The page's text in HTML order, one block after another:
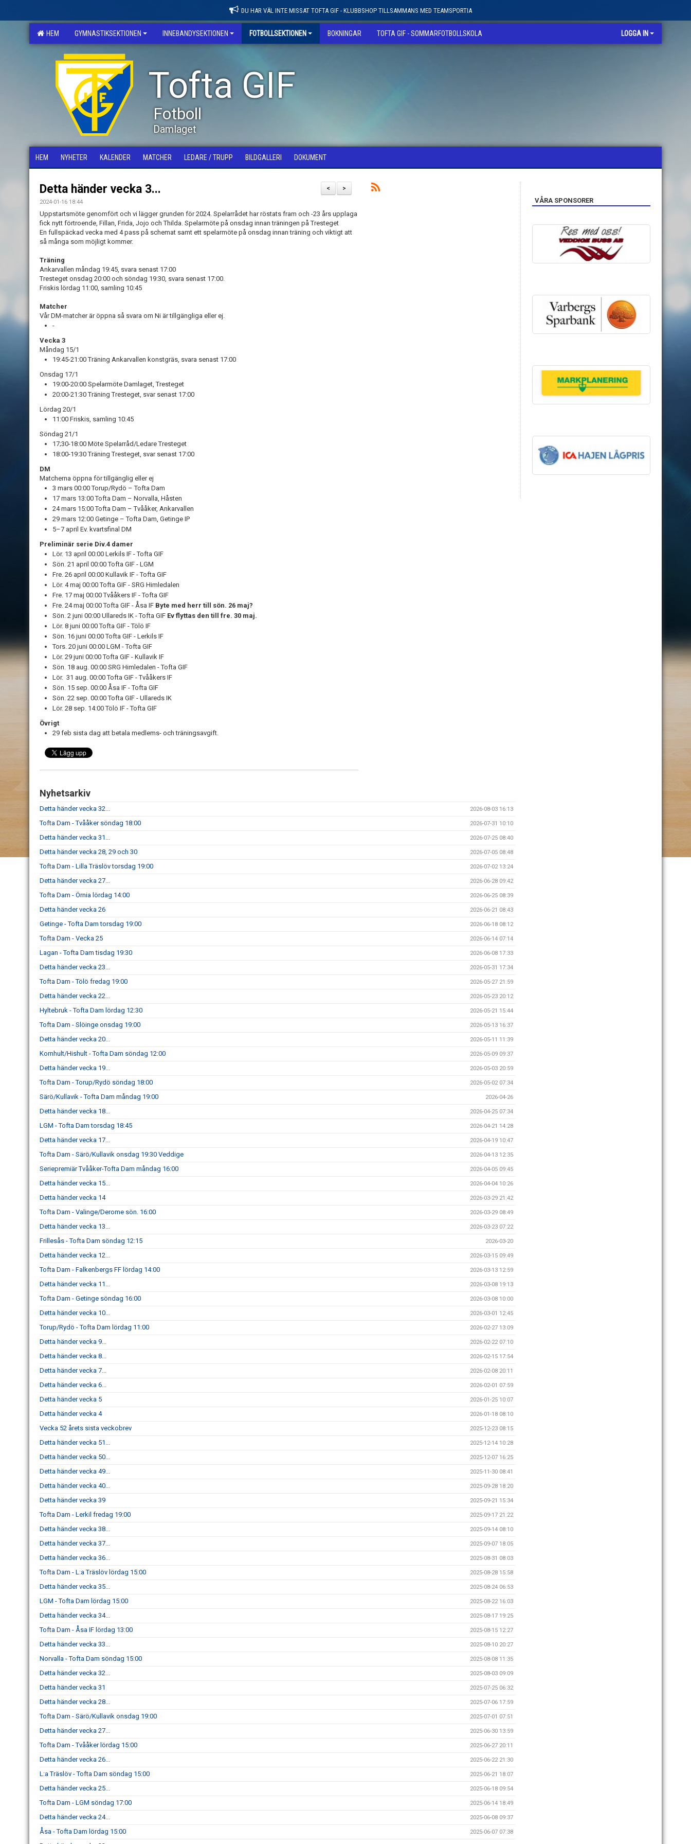
DU HAR VÄL INTE MISSAT TOFTA GIF - KLUBBSHOP TILLSAMMANS MED TEAMSPORTIA
HEM GYMNASTIKSEKTIONEN INNEBANDYSEKTIONEN FOTBOLLSEKTIONEN BOKNINGAR TOFTA GIF - SOMMARFOTBOLLSKOLA LOGGA IN
Tofta GIF
Fotboll
Damlaget
HEM NYHETER KALENDER MATCHER LEDARE / TRUPP BILDGALLERI DOKUMENT
>
<
Detta händer vecka 3...
2024-01-16 18:44
Uppstartsmöte genomfört och vi lägger grunden för 2024. Spelarrådet har röstats fram och -23 års upplaga
fick nytt förtroende, Fillan, Frida, Jojo och Thilda. Spelarmöte på onsdag innan träningen på Tresteget
En fullspäckad vecka med 4 pass på schemat samt ett spelarmöte på onsdag innan träning och viktigt att
så många som möjligt kommer.
Träning
Ankarvallen måndag 19:45, svara senast 17:00
Tresteget onsdag 20:00 och söndag 19:30, svara senast 17:00.
Friskis lördag 11:00, samling 10:45
Matcher
Vår DM-matcher är öppna så svara om Ni är tillgängliga eller ej.
-
Vecka 3
Måndag 15/1
19:45-21:00 Träning Ankarvallen konstgräs, svara senast 17:00
Onsdag 17/1
19:00-20:00 Spelarmöte Damlaget, Tresteget
20:00-21:30 Träning Tresteget, svar senast 17:00
Lördag 20/1
11:00 Friskis, samling 10:45
Söndag 21/1
17;30-18:00 Möte Spelarråd/Ledare Tresteget
18:00-19:30 Träning Tresteget, svar senast 17:00
DM
Matcherna öppna för tillgänglig eller ej
3 mars 00:00 Torup/Rydö – Tofta Dam
17 mars 13:00 Tofta Dam – Norvalla, Håsten
24 mars 15:00 Tofta Dam – Tvååker, Ankarvallen
29 mars 12:00 Getinge – Tofta Dam, Getinge IP
5–7 april Ev. kvartsfinal DM
Preliminär serie Div.4 damer
Lör. 13 april 00:00 Lerkils IF - Tofta GIF
Sön. 21 april 00:00 Tofta GIF - LGM
Fre. 26 april 00:00 Kullavik IF - Tofta GIF
Lör. 4 maj 00:00 Tofta GIF - SRG Himledalen
Fre. 17 maj 00:00 Tvååkers IF - Tofta GIF
Fre. 24 maj 00:00 Tofta GIF - Åsa IF Byte med herr till sön. 26 maj?
Sön. 2 juni 00:00 Ullareds IK - Tofta GIF Ev flyttas den till fre. 30 maj.
Lör. 8 juni 00:00 Tofta GIF - Tölö IF
Sön. 16 juni 00:00 Tofta GIF - Lerkils IF
Tors. 20 juni 00:00 LGM - Tofta GIF
Lör. 29 juni 00:00 Tofta GIF - Kullavik IF
Sön. 18 aug. 00:00 SRG Himledalen - Tofta GIF
Lör. 31 aug. 00:00 Tofta GIF - Tvååkers IF
Sön. 15 sep. 00:00 Åsa IF - Tofta GIF
Sön. 22 sep. 00:00 Tofta GIF - Ullareds IK
Lör. 28 sep. 14:00 Tölö IF - Tofta GIF
Övrigt
29 feb sista dag att betala medlems- och träningsavgift.
Nyhetsarkiv
Detta händer vecka 32... 2026-08-03 16:13
Tofta Dam - Tvååker söndag 18:00 2026-07-31 10:10
Detta händer vecka 31... 2026-07-25 08:40
Detta händer vecka 28, 29 och 30 2026-07-05 08:48
Tofta Dam - Lilla Träslöv torsdag 19:00 2026-07-02 13:24
Detta händer vecka 27... 2026-06-28 09:42
Tofta Dam - Örnia lördag 14:00 2026-06-25 08:39
Detta händer vecka 26 2026-06-21 08:43
Getinge - Tofta Dam torsdag 19:00 2026-06-18 08:12
Tofta Dam - Vecka 25 2026-06-14 07:14
Lagan - Tofta Dam tisdag 19:30 2026-06-08 17:33
Detta händer vecka 23... 2026-05-31 17:34
Tofta Dam - Tölö fredag 19:00 2026-05-27 21:59
Detta händer vecka 22... 2026-05-23 20:12
Hyltebruk - Tofta Dam lördag 12:30 2026-05-21 15:44
Tofta Dam - Slöinge onsdag 19:00 2026-05-13 16:37
Detta händer vecka 20... 2026-05-11 11:39
Kornhult/Hishult - Tofta Dam söndag 12:00 2026-05-09 09:37
Detta händer vecka 19... 2026-05-03 20:59
Tofta Dam - Torup/Rydö söndag 18:00 2026-05-02 07:34
Särö/Kullavik - Tofta Dam måndag 19:00 2026-04-26
Detta händer vecka 18... 2026-04-25 07:34
LGM - Tofta Dam torsdag 18:45 2026-04-21 14:28
Detta händer vecka 17... 2026-04-19 10:47
Tofta Dam - Särö/Kullavik onsdag 19:30 Veddige 2026-04-13 12:35
Seriepremiär Tvååker-Tofta Dam måndag 16:00 2026-04-05 09:45
Detta händer vecka 15... 2026-04-04 10:26
Detta händer vecka 14 2026-03-29 21:42
Tofta Dam - Valinge/Derome sön. 16:00 2026-03-29 08:49
Detta händer vecka 13... 2026-03-23 07:22
Frillesås - Tofta Dam söndag 12:15 2026-03-20
Detta händer vecka 12... 2026-03-15 09:49
Tofta Dam - Falkenbergs FF lördag 14:00 2026-03-13 12:59
Detta händer vecka 11... 2026-03-08 19:13
Tofta Dam - Getinge söndag 16:00 2026-03-08 10:00
Detta händer vecka 10... 2026-03-01 12:45
Torup/Rydö - Tofta Dam lördag 11:00 2026-02-27 13:09
Detta händer vecka 9... 2026-02-22 07:10
Detta händer vecka 8... 2026-02-15 17:54
Detta händer vecka 7... 2026-02-08 20:11
Detta händer vecka 6... 2026-02-01 07:59
Detta händer vecka 5 2026-01-25 10:07
Detta händer vecka 4 2026-01-18 08:10
Vecka 52 årets sista veckobrev 2025-12-23 08:15
Detta händer vecka 51... 2025-12-14 10:28
Detta händer vecka 50... 2025-12-07 16:25
Detta händer vecka 49... 2025-11-30 08:41
Detta händer vecka 40... 2025-09-28 18:20
Detta händer vecka 39 2025-09-21 15:34
Tofta Dam - Lerkil fredag 19:00 2025-09-17 21:22
Detta händer vecka 38... 2025-09-14 08:10
Detta händer vecka 37... 2025-09-07 18:05
Detta händer vecka 36... 2025-08-31 08:03
Tofta Dam - L:a Träslöv lördag 15:00 2025-08-28 15:58
Detta händer vecka 35... 2025-08-24 06:53
LGM - Tofta Dam lördag 15:00 2025-08-22 16:03
Detta händer vecka 34... 2025-08-17 19:25
Tofta Dam - Åsa IF lördag 13:00 2025-08-15 12:27
Detta händer vecka 33... 2025-08-10 20:27
Norvalla - Tofta Dam söndag 15:00 2025-08-08 11:35
Detta händer vecka 32... 2025-08-03 09:09
Detta händer vecka 31 2025-07-25 06:32
Detta händer vecka 28... 2025-07-06 17:59
Tofta Dam - Särö/Kullavik onsdag 19:00 2025-07-01 07:51
Detta händer vecka 27... 2025-06-30 13:59
Tofta Dam - Tvååker lördag 15:00 2025-06-27 20:11
Detta händer vecka 26... 2025-06-22 21:30
L:a Träslöv - Tofta Dam söndag 15:00 2025-06-21 18:07
Detta händer vecka 25... 2025-06-18 09:54
Tofta Dam - LGM söndag 17:00 2025-06-14 18:49
Detta händer vecka 24... 2025-06-08 09:37
Åsa - Tofta Dam lördag 15:00 2025-06-07 07:38
VÅRA SPONSORER